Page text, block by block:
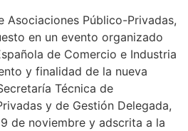
Asociaciones Público-Privadas,
en un evento organizado
de Comercio e Industria
y finalidad de la nueva
Técnica de
y de Gestión Delegada,
de noviembre y adscrita a la